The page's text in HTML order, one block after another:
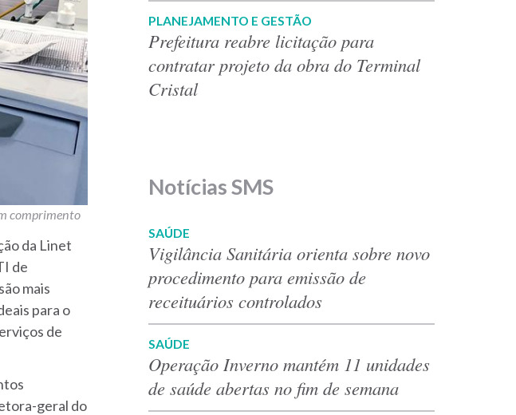
comprimento
da Linet
de
mais
para o
de
geral do
PLANEJAMENTO E GESTÃO
Prefeitura reabre licitação para
contratar projeto da obra do Terminal
Cristal
Notícias SMS
SAÚDE
Vigilância Sanitária orienta sobre novo
procedimento para emissão de
receituários controlados
SAÚDE
Operação Inverno mantém 11 unidades
de saúde abertas no fim de semana